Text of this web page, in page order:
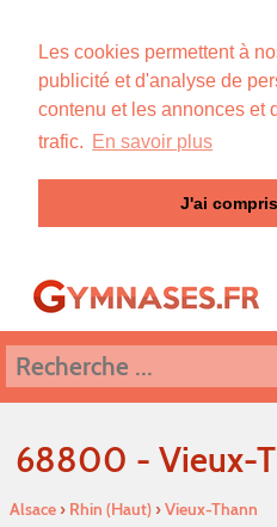
Les cookies permettent à
publicité et d'analyse de
contenu et les annonces et
trafic. En savoir plus
J'ai compris
68800 - Vieux-
Alsace› Rhin (Haut)›Vieux-Thann